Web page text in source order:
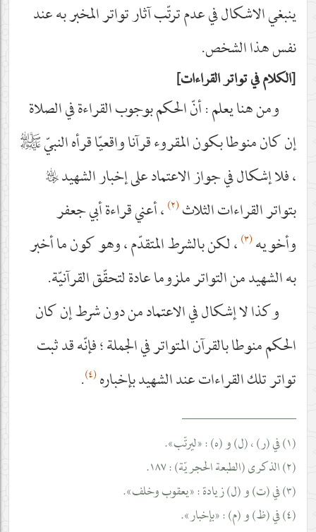
ينبغي الاشكال في عدم ترتّب آثار تواتر المخبر به عند
نفس هذا الشخص.
الكلام في تواتر القراءات
ومن هنا يعلم : أنّ الحكم بوجوب القراءة في الصلاة
إن كان منوطا بكون المقروء قرآنا واقعيّا قرأه النبيّصلى‌الله‌عليه‌وآله
، فلا إشكال في جواز الاعتماد على إخبار الشهيدرحمه‌الله
بتواتر القراءات الثلاث(٢) ، أعني قراءة أبي جعفر
وأخويه(٣) ، لكن بالشرط المتقدّم ، وهو كون ما أخبر
به الشهيد من التواتر ملزوما عادة لتحقّق القرآنيّة.
وكذا لا إشكال في الاعتماد من دون شرط إن كان
الحكم منوطا بالقرآن المتواتر في الجملة ؛ فإنّه قد ثبت
تواتر تلك القراءات عند الشهيد بإخباره(٤) .
__________________
(١) في (ر) ، (ل) و (ه) : «ليرتّب».
(٢) الذكرى (الطبعة الحجريّة) : ١٨٧.
(٣) في (ت) و (ل) زيادة : «يعقوب وخلف».
(٤) في (ظ) و (م) : «بإخبار».